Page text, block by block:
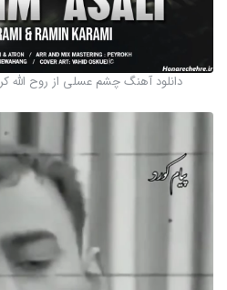
دانلود آهنگ چشم عسلی از روح الله